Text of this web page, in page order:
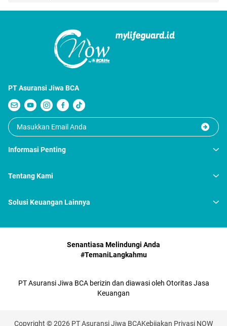
PT Asuransi Jiwa BCA
Informasi Penting
Tentang Kami
Solusi Keuangan Lainnya
Senantiasa Melindungi Anda
#TemaniLangkahmu
PT Asuransi Jiwa BCA berizin dan diawasi oleh Otoritas Jasa
Keuangan
Copyright © 2026 PT Asuransi Jiwa BCAKebijakan Privasi NOW